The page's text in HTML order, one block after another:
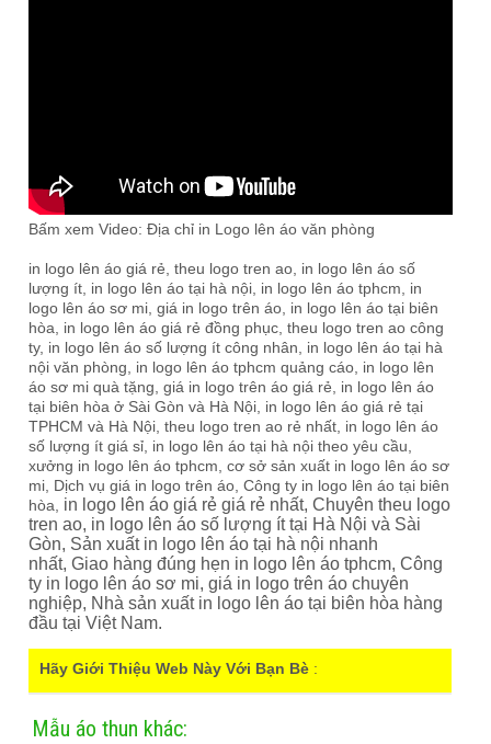
Bấm xem Video: Địa chỉ in Logo lên áo văn phòng
in logo lên áo giá rẻ, theu logo tren ao, in logo lên áo số
lượng ít, in logo lên áo tại hà nội, in logo lên áo tphcm, in
logo lên áo sơ mi, giá in logo trên áo, in logo lên áo tại biên
hòa, in logo lên áo giá rẻ đồng phục, theu logo tren ao công
ty, in logo lên áo số lượng ít công nhân, in logo lên áo tại hà
nội văn phòng, in logo lên áo tphcm quảng cáo, in logo lên
áo sơ mi quà tặng, giá in logo trên áo giá rẻ, in logo lên áo
tại biên hòa ở Sài Gòn và Hà Nội, in logo lên áo giá rẻ tại
TPHCM và Hà Nội, theu logo tren ao rẻ nhất, in logo lên áo
số lượng ít giá sỉ, in logo lên áo tại hà nội theo yêu cầu,
xưởng in logo lên áo tphcm, cơ sở sản xuất in logo lên áo sơ
mi, Dịch vụ giá in logo trên áo, Công ty in logo lên áo tại biên
hòa, in logo lên áo giá rẻ giá rẻ nhất, Chuyên theu logo
tren ao, in logo lên áo số lượng ít tại Hà Nội và Sài
Gòn, Sản xuất in logo lên áo tại hà nội nhanh
nhất, Giao hàng đúng hẹn in logo lên áo tphcm, Công
ty in logo lên áo sơ mi, giá in logo trên áo chuyên
nghiệp, Nhà sản xuất in logo lên áo tại biên hòa hàng
đầu tại Việt Nam.
Hãy Giới Thiệu Web Này Với Bạn Bè:
Mẫu áo thun khác: